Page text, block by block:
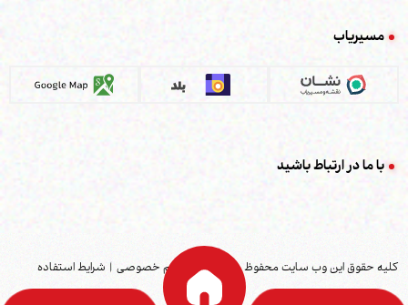
مسیریاب
با ما در ارتباط باشید
کلیه حقوق این وب سایت محفوظ می باشد حریم خصوصی | شرایط استفاده